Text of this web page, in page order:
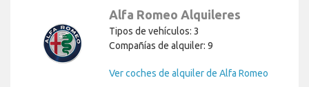
Alfa Romeo Alquileres
Tipos de vehículos: 3
Compañías de alquiler: 9
Ver coches de alquiler de Alfa Romeo